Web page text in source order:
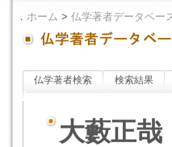
． ホーム > 仏学著者データベー
仏学著者検索 検索結果
大藪正哉